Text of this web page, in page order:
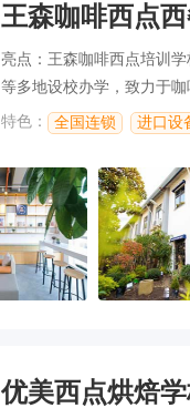
王森咖啡西点
亮点：王森咖啡西点培训
等多地设校办学，致力于
特色：
全国连锁 进口设
优美西点烘焙